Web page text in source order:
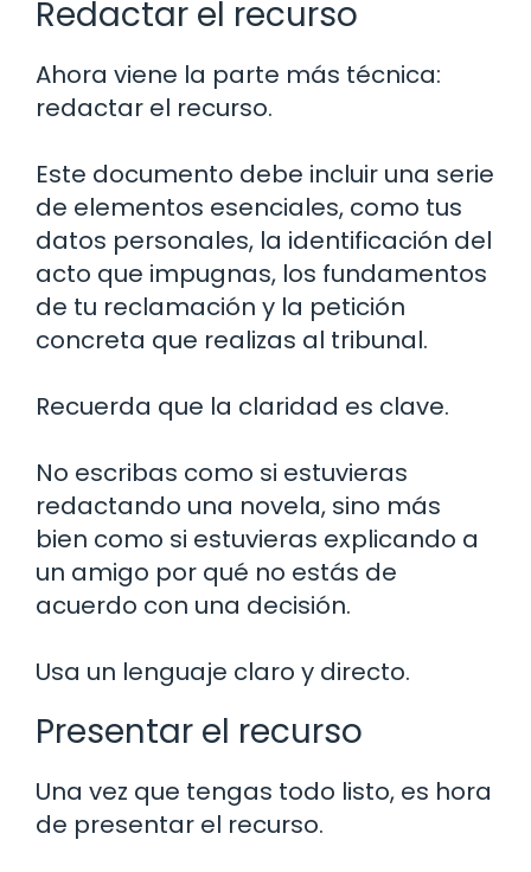
Redactar el recurso
Ahora viene la parte más técnica:
redactar el recurso.
Este documento debe incluir una serie
de elementos esenciales, como tus
datos personales, la identificación del
acto que impugnas, los fundamentos
de tu reclamación y la petición
concreta que realizas al tribunal.
Recuerda que la claridad es clave.
No escribas como si estuvieras
redactando una novela, sino más
bien como si estuvieras explicando a
un amigo por qué no estás de
acuerdo con una decisión.
Usa un lenguaje claro y directo.
Presentar el recurso
Una vez que tengas todo listo, es hora
de presentar el recurso.